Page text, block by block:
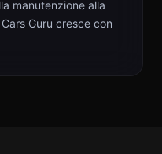
manutenzione alla
Guru cresce con